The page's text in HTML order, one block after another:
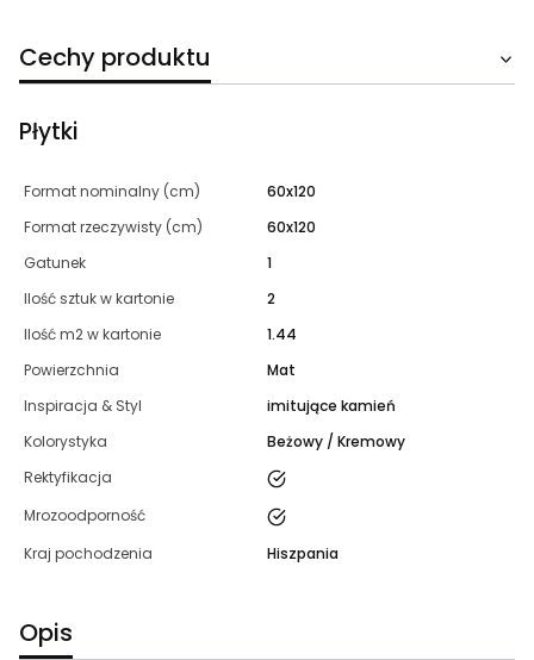
Cechy produktu
Płytki
Format nominalny (cm)
60x120
Format rzeczywisty (cm)
60x120
Gatunek
1
Ilość sztuk w kartonie
2
Ilość m2 w kartonie
1.44
Powierzchnia
Mat
Inspiracja & Styl
imitujące kamień
Kolorystyka
Beżowy / Kremowy
Rektyfikacja
tak
Mrozoodporność
tak
Kraj pochodzenia
Hiszpania
Opis